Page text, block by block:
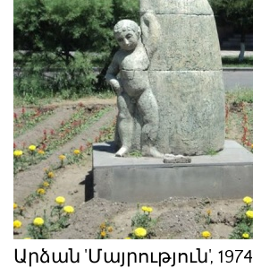
Արձան 'Մայրություն', 1974